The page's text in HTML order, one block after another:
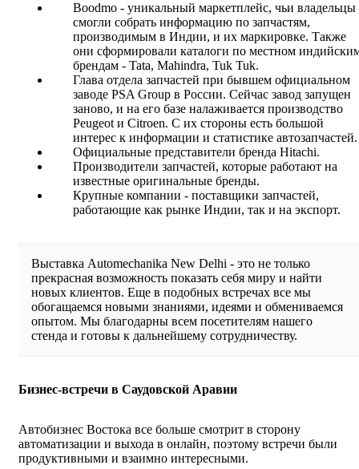
Boodmo - уникальный маркетплейс, чьи владельцы
смогли собрать информацию по запчастям,
производимым в Индии, и их маркировке. Также
они сформировали каталоги по местном
брендам - Tata, Mahindra, Tuk Tuk.
Глава отдела запчастей при бывшем официальном
заводе PSA Group в России. Сейчас завод запущен
заново, и на его базе налаживается производство
Peugeot и Citroen. С их стороны есть большой
интерес к информации и статистике автозапчастей.
Официальные представители бренда Hitachi.
Производители запчастей, которые работают на
известные оригинальные бренды.
Крупные компании - поставщики запчастей,
работающие как рынке Индии, так и на экспорт.
Выставка Automechanika New Delhi - это не только
прекрасная возможность показать себя миру и найти
новых клиентов. Еще в подобных встречах все мы
обогащаемся новыми знаниями, идеями и обмениваемся
опытом. Мы благодарны всем посетителям нашего
стенда и готовы к дальнейшему сотрудничеству.
Бизнес-встречи в Саудовской Аравии
Автобизнес Востока все больше смотрит в сторону
автоматизации и выхода в онлайн, поэтому встречи были
продуктивными и взаимно интересными.